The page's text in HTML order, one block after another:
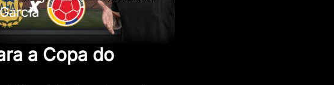
a Copa do